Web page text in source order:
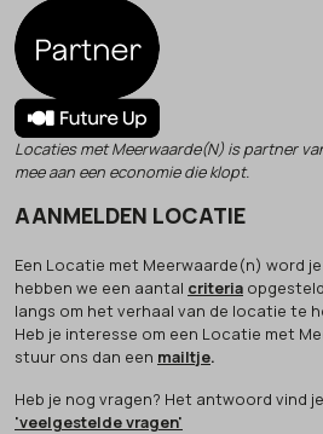
Locaties met Meerwaarde(N) is partner
mee aan een economie die klopt.
AANMELDEN LOCATIE
Een Locatie met Meerwaarde(n) word
hebben we een aantal criteria
langs om het verhaal van de locatie te
Heb je interesse om een Locatie met
stuur ons dan een mailtje.
Heb je nog vragen? Het antwoord vind
'veelgestelde vragen'